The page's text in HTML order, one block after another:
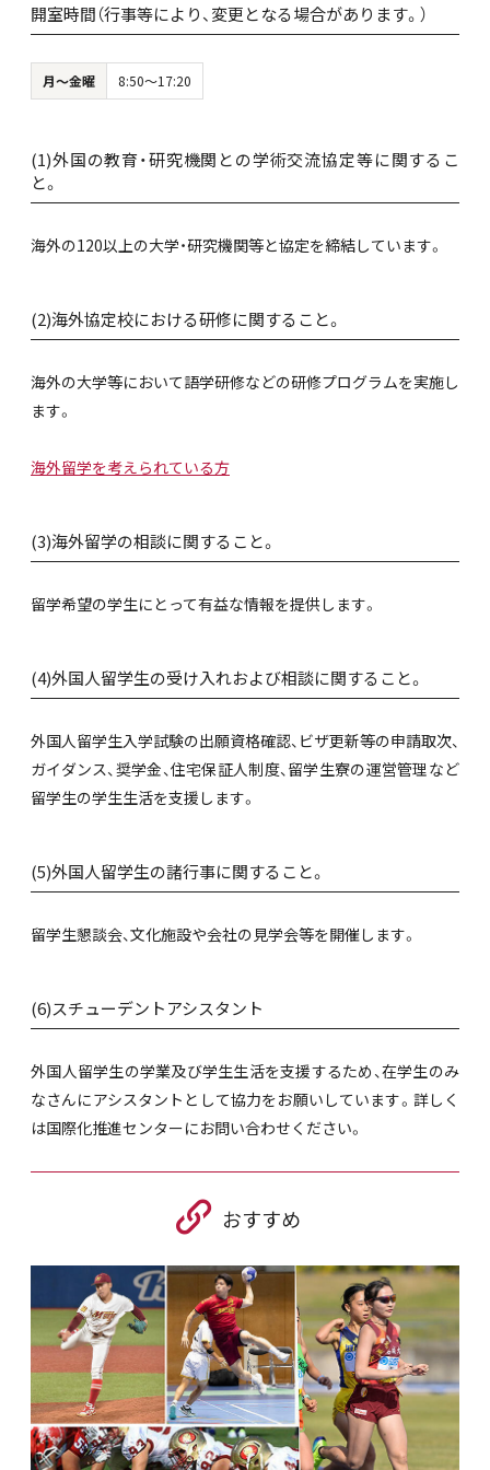
開室時間（行事等により、変更となる場合があります。）
月～金曜 8:50～17:20
(1)外国の教育・研究機関との学術交流協定等に関するこ
と。
海外の120以上の大学・研究機関等と協定を締結しています。
(2)海外協定校における研修に関すること。
海外の大学等において語学研修などの研修プログラムを実施し
ます。
海外留学を考えられている方
(3)海外留学の相談に関すること。
留学希望の学生にとって有益な情報を提供します。
(4)外国人留学生の受け入れおよび相談に関すること。
外国人留学生入学試験の出願資格確認、ビザ更新等の申請取次、
ガイダンス、奨学金、住宅保証人制度、留学生寮の運営管理など
留学生の学生生活を支援します。
(5)外国人留学生の諸行事に関すること。
留学生懇談会、文化施設や会社の見学会等を開催します。
(6)スチューデントアシスタント
外国人留学生の学業及び学生生活を支援するため、在学生のみ
なさんにアシスタントとして協力をお願いしています。詳しく
は国際化推進センターにお問い合わせください。
おすすめ